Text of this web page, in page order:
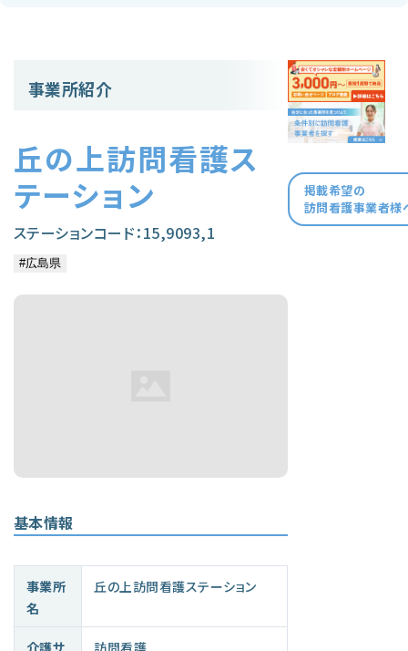
事業所紹介
丘の上訪問看護ス
テーション
ステーションコード：15,9093,1
基本情報
事業所
名
丘の上訪問看護ステーション
介護サ 訪問看護
掲載希望の
訪問看護事業者様